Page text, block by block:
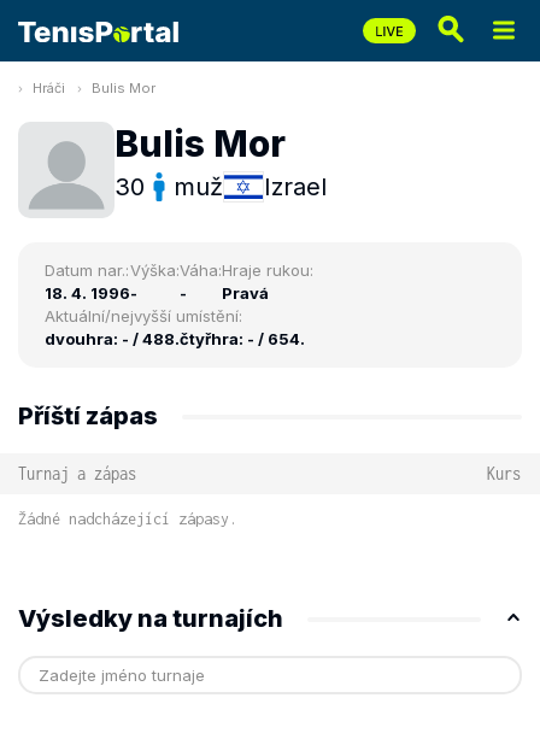
Hráči Bulis Mor
Bulis Mor
30 muž Izrael
Datum nar.:
18. 4. 1996
Výška:
-
Váha:
-
Hraje rukou:
Pravá
Aktuální/nejvyšší umístění:
dvouhra: - / 488.čtyřhra: - / 654.
Příští zápas
Turnaj a zápas Kurs
Žádné nadcházející zápasy.
Výsledky na turnajích